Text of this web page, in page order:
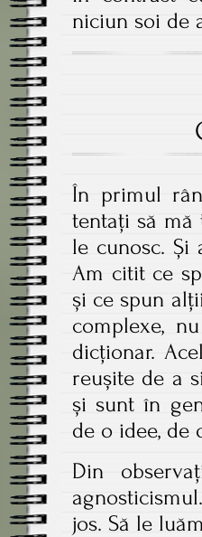
niciun soi de
În primul
tentați să
le cunosc.
Am citit ce
și ce spun
complexe,
dicționar.
reușite de a
și sunt în
de o idee, de
Din
jos. Să le